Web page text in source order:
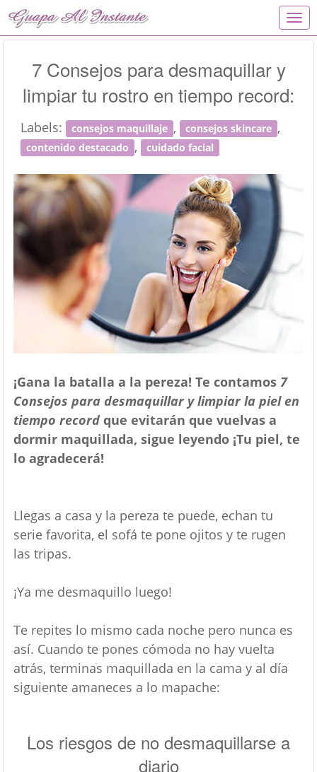
T
o
n
7 Consejos para desmaquillar y
limpiar tu rostro en tiempo record:
Labels: consejos maquillaje , consejos skincare ,
contenido destacado , cuidado facial
¡Gana la batalla a la pereza! Te contamos 7
Consejos para desmaquillar y limpiar la piel en
tiempo recordque evitarán que vuelvas a
dormir maquillada, sigue leyendo ¡Tu piel, te
lo agradecerá!
Llegas a casa y la pereza te puede, echan tu
serie favorita, el sofá te pone ojitos y te rugen
las tripas.
¡Ya me desmaquillo luego!
Te repites lo mismo cada noche pero nunca es
así. Cuando te pones cómoda no hay vuelta
atrás, terminas maquillada en la cama y al día
siguiente amaneces a lo mapache:
Los riesgos de no desmaquillarse a
diario